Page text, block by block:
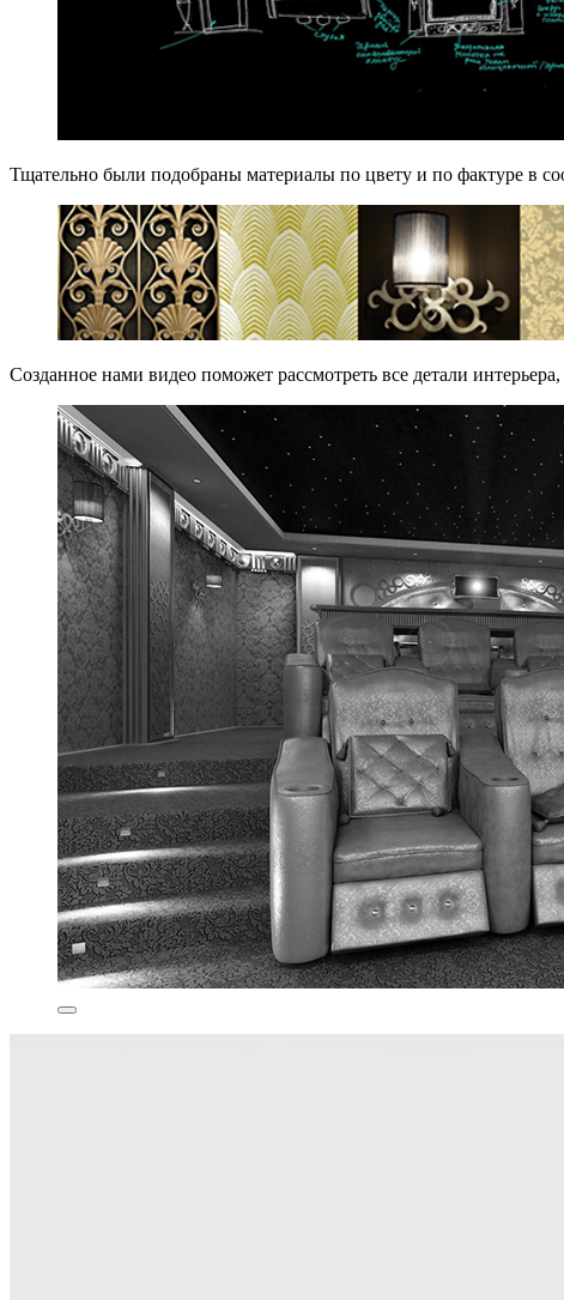
Тщательно были подобраны материалы по цвету и по фактуре в
Созданное нами видео поможет рассмотреть все детали